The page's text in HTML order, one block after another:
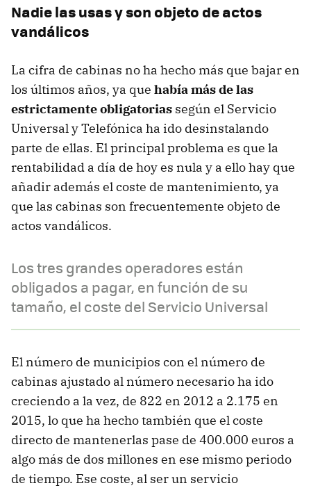
Nadie las usas y son objeto de actos
vandálicos
La cifra de cabinas no ha hecho más que bajar en
los últimos años, ya que había más de las
estrictamente obligatorias según el Servicio
Universal y Telefónica ha ido desinstalando
parte de ellas. El principal problema es que la
rentabilidad a día de hoy es nula y a ello hay que
añadir además el coste de mantenimiento, ya
que las cabinas son frecuentemente objeto de
actos vandálicos.
Los tres grandes operadores están
obligados a pagar, en función de su
tamaño, el coste del Servicio Universal
El número de municipios con el número de
cabinas ajustado al número necesario ha ido
creciendo a la vez, de 822 en 2012 a 2.175 en
2015, lo que ha hecho también que el coste
directo de mantenerlas pase de 400.000 euros a
algo más de dos millones en ese mismo periodo
de tiempo. Ese coste, al ser un servicio